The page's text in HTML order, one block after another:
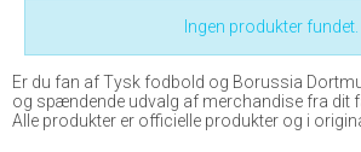
Ingen produkter fundet.
Er du fan af Tysk fodbold og Borussia
og spændende udvalg af merchandise fra dit
Alle produkter er officielle produkter og i